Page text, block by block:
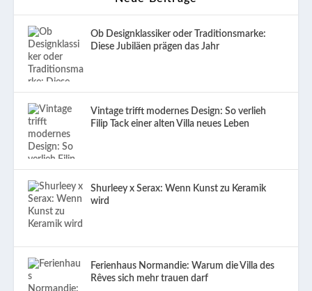
Ob Designklassiker oder Traditionsmarke:
Diese Jubiläen prägen das Jahr
Vintage trifft modernes Design: So verlieh
Filip Tack einer alten Villa neues Leben
Shurleey x Serax: Wenn Kunst zu Keramik
wird
Ferienhaus Normandie: Warum die Villa des
Rêves sich mehr trauen darf